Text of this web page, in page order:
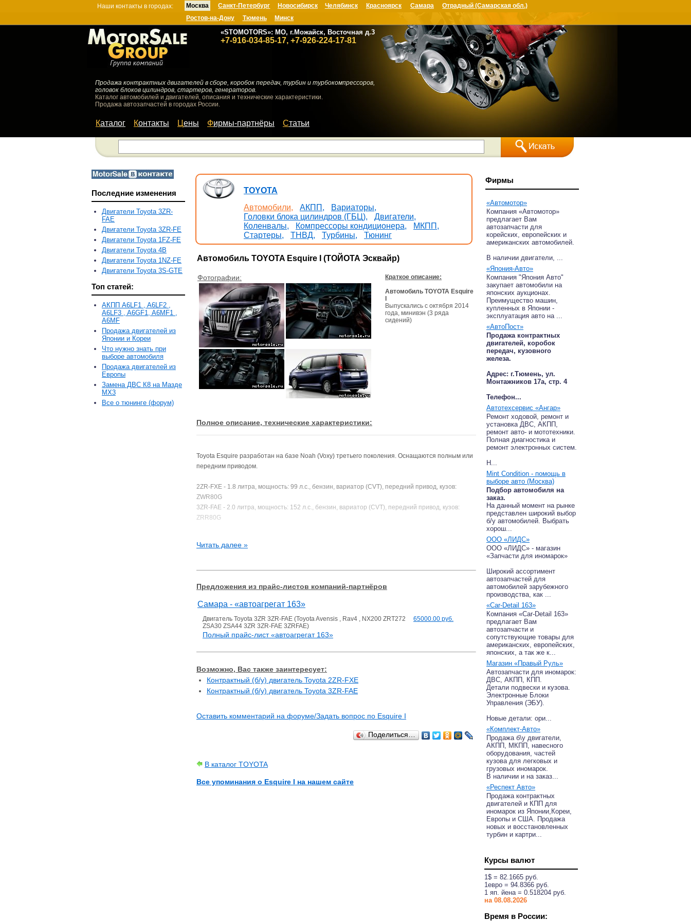
Наши контакты в городах: Москва
«STOMOTORS»: МО, г.Можайск, Восточная д.3
+7-916-034-85-17, +7-926-224-17-81
Санкт-Петербург Новосибирск Челябинск Красноярск Самара
Отрадный (Самарская обл.)
Ростов-на-Дону
Тюмень Минск
Продажа контрактных двигателей в сборе, коробок передач, турбин и турбокомпрессоров,
головок блоков цилиндров, стартеров, генераторов.
Каталог автомобилей и двигателей, описания и технические характеристики.
Продажа автозапчастей в городах России.
Каталог Контакты Цены Фирмы-партнёры Статьи
Последние изменения
Двигатели Toyota 3ZR-
FAE
Двигатели Toyota 3ZR-FE
Двигатели Toyota 1FZ-FE
Двигатели Toyota 4B
Двигатели Toyota 1NZ-FE
Двигатели Toyota 3S-GTE
Топ статей:
АКПП A6LF1 , A6LF2 ,
A6LF3 , A6GF1, A6MF1 ,
A6MF
Продажа двигателей из
Японии и Кореи
Что нужно знать при
выборе автомобиля
Продажа двигателей из
Европы
Замена ДВС К8 на Мазде
MX3
Все о тюнинге (форум)
TOYOTA
Автомобили,
АКПП,
Вариаторы,
Головки блока цилиндров (ГБЦ),
Двигатели,
Коленвалы,
Компрессоры кондиционера,
МКПП,
Стартеры,
ТНВД, Турбины, Тюнинг
Автомобиль TOYOTA Esquire I (ТОЙОТА Эсквайр)
Фотографии:
Краткое описание:
Автомобиль TOYOTA Esquire
Выпускались с октября 2014
года, минивэн (3 ряда
сидений)
Полное описание, технические характеристики:
Toyota Esquire разработан на базе Noah (Voxy) третьего поколения. Оснащаются полным или
передним приводом.
2ZR-FXE - 1.8 литра, мощность: 99 л.с., бензин, вариатор (CVT), передний привод, кузов:
ZWR80G
3ZR-FAE - 2.0 литра, мощность: 152 л.с., бензин, вариатор (CVT), передний привод, кузов:
ZRR80G
Читать далее »
Предложения из прайс-листов компаний-партнёров
Самара - «автоагрегат 163»
Двигатель Toyota 3ZR 3ZR-FAE (Toyota Avensis , Rav4 , NX200 ZRT272
ZSA30 ZSA44 3ZR 3ZR-FAE 3ZRFAE)
65000.00 руб.
Полный прайс-лист «автоагрегат 163»
Возможно, Вас также заинтересует:
Контрактный (б/у) двигатель Toyota 2ZR-FXE
Контрактный (б/у) двигатель Toyota 3ZR-FAE
Оставить комментарий на форуме/Задать вопрос по Esquire I
Поделиться…
В каталог TOYOTA
Все упоминания о Esquire I на нашем сайте
Фирмы
«Автомотор»
Компания «Автомотор»
предлагает Вам
автозапчасти для
корейских, европейских и
американских автомобилей.
В наличии двигатели, ...
«Япония-Авто»
Компания "Япония Авто"
закупает автомобили на
японских аукционах.
Преимущество машин,
купленных в Японии -
эксплуатация авто на ...
«АвтоПост»
Продажа контрактных
двигателей, коробок
передач, кузовного
железа.
Адрес: г.Тюмень, ул.
Монтажников 17а, стр. 4
Телефон...
Автотехсервис «Ангар»
Ремонт ходовой, ремонт и
установка ДВС, АКПП,
ремонт авто- и мототехники.
Полная диагностика и
ремонт электронных систем.
Н...
Mint Condition - помощь в
выборе авто (Москва)
Подбор автомобиля на
заказ.
На данный момент на рынке
представлен широкий выбор
б/у автомобилей. Выбрать
хорош...
ООО «ЛИДС»
ООО «ЛИДС» - магазин
«Запчасти для иномарок»
Широкий ассортимент
автозапчастей для
автомобилей зарубежного
производства, как ...
«Car-Detail 163»
Компания «Car-Detail 163»
предлагает Вам
автозапчасти и
сопутствующие товары для
американских, европейских,
японских, а так же к...
Магазин «Правый Руль»
Автозапчасти для иномарок:
ДВС, АКПП, КПП.
Детали подвески и кузова.
Электронные Блоки
Управления (ЭБУ).
Новые детали: ори...
«Комплект-Авто»
Продажа б\у двигатели,
АКПП, МКПП, навесного
оборудования, частей
кузова для легковых и
грузовых иномарок.
В наличии и на заказ...
«Респект Авто»
Продажа контрактных
двигателей и КПП для
иномарок из Японии,Кореи,
Европы и США. Продажа
новых и восстановленных
турбин и картри...
Курсы валют
1$ = 82.1665 руб.
1eвро = 94.8366 руб.
1 яп. йена = 0.518204 руб.
на 08.08.2026
Время в России: